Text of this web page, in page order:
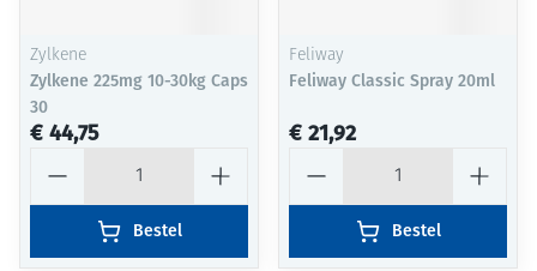
Zylkene
Zylkene 225mg 10-30kg Caps
30
€ 44,75
Bestel
Feliway
Feliway Classic Spray 20ml
€ 21,92
Bestel